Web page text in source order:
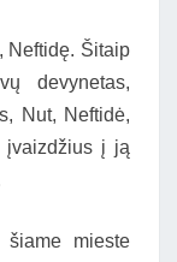
Neftidę. Šitaip
devynetas,
Nut, Neftidė,
įvaizdžius į ją
šiame mieste